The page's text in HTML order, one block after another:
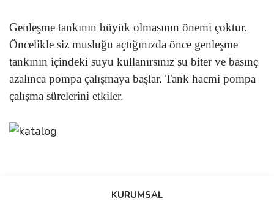
Genleşme tankının büyük olmasının önemi çoktur.
Öncelikle siz musluğu açtığınızda önce genleşme
tankının içindeki suyu kullanırsınız su biter ve basınç
azalınca pompa çalışmaya başlar. Tank hacmi pompa
çalışma sürelerini etkiler.
Bu ürüne ilk yorumu siz yapın!
Ürün hakkında henüz soru sorulmamış.
KURUMSAL